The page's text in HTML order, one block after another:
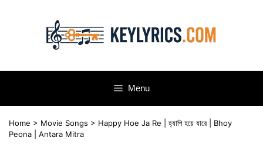
Menu
Home > Movie Songs > Happy Hoe Ja Re | হ্যাপি হয়ে যারে | Bhoy
Peona | Antara Mitra